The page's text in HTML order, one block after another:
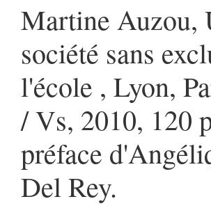
Martine Auzou,
société sans
l'école , Lyon,
/ Vs, 2010, 120
préface
Del Rey.